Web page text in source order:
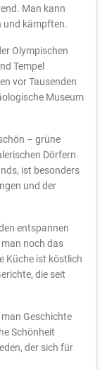
Man kann
und kämpften.
Olympischen
Tempel
vor Tausenden
Museum
– grüne
Dörfern.
ist besonders
und der
entspannen
noch das
Küche ist köstlich
die seit
Geschichte
Schönheit
der sich für